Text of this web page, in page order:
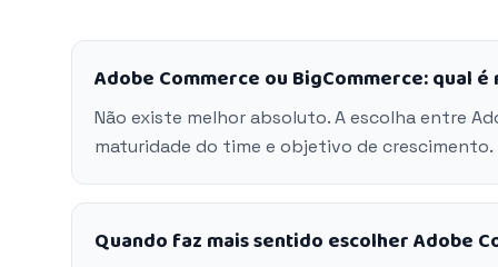
Adobe Commerce ou BigCommerce: qual é
Não existe melhor absoluto. A escolha entre
maturidade do time e objetivo de crescimento.
Quando faz mais sentido escolher Adobe